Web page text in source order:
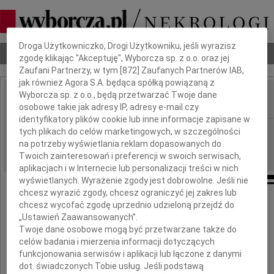
Nekrologi Odeszli Poradnik pogrzebowy
IMIĘ I NAZWISKO:
REGION: Warszawa
DATA EMISJI: 07.10.2009
Z głębokim żalem przekazujemy ubolewanie
Adamowi Izydorczykowi
Dbamy o Twoją prywatność
Droga Użytkowniczko, Drogi Użytkowniku, jeśli wyrazisz
zgodę klikając "Akceptuję", Wyborcza sp. z o.o. oraz jej
Zaufani Partnerzy, w tym [872 ] Zaufanych Partnerów IAB,
jak również Agora S.A. będąca spółką powiązaną z
Wyborcza sp. z o.o., będą przetwarzać Twoje dane
osobowe takie jak adresy IP, adresy e-mail czy
identyfikatory plików cookie lub inne informacje zapisane w
tych plikach do celów marketingowych, w szczególności
na potrzeby wyświetlania reklam dopasowanych do
Twoich zainteresowań i preferencji w swoich serwisach,
aplikacjach i w Internecie lub personalizacji treści w nich
wyświetlanych. Wyrażenie zgody jest dobrowolne. Jeśli nie
chcesz wyrazić zgody, chcesz ograniczyć jej zakres lub
chcesz wycofać zgodę uprzednio udzieloną przejdź do
„Ustawień Zaawansowanych”.
Twoje dane osobowe mogą być przetwarzane także do
celów badania i mierzenia informacji dotyczących
funkcjonowania serwisów i aplikacji lub łączone z danymi
dot. świadczonych Tobie usług. Jeśli podstawą